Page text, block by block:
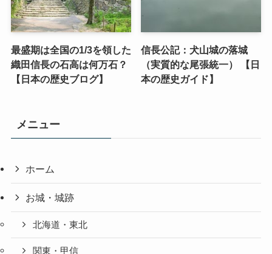
最盛期は全国の1/3を領した
織田信長の石高は何万石？
【日本の歴史ブログ】
信長公記：犬山城の落城
（実質的な尾張統一） 【日
本の歴史ガイド】
メニュー
ホーム
お城・城跡
北海道・東北
関東・甲信